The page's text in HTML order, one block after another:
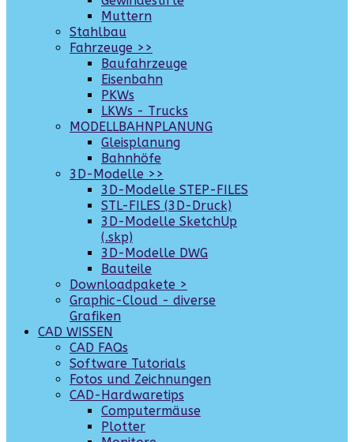
Muttern
Stahlbau
Fahrzeuge >>
Baufahrzeuge
Eisenbahn
PKWs
LKWs - Trucks
MODELLBAHNPLANUNG
Gleisplanung
Bahnhöfe
3D-Modelle >>
3D-Modelle STEP-FILES
STL-FILES (3D-Druck)
3D-Modelle SketchUp
(.skp)
3D-Modelle DWG
Bauteile
Downloadpakete >
Graphic-Cloud - diverse
Grafiken
CAD WISSEN
CAD FAQs
Software Tutorials
Fotos und Zeichnungen
CAD-Hardwaretips
Computermäuse
Plotter